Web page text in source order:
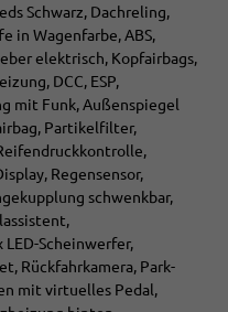
Schwarz, Dachreling,
in Wagenfarbe, ABS,
elektrisch, Kopfairbags,
DCC, ESP,
mit Funk, Außenspiegel
Partikelfilter,
Regensensor,
schwenkbar,
Scheinwerfer,
Rückfahrkamera, Park-
mit virtuelles Pedal,